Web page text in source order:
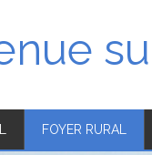
FOYER RURAL